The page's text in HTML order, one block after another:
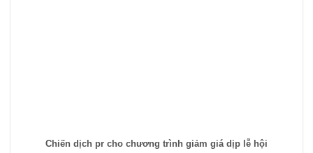
Chiến dịch pr cho chương trình giảm giá dịp lễ hội